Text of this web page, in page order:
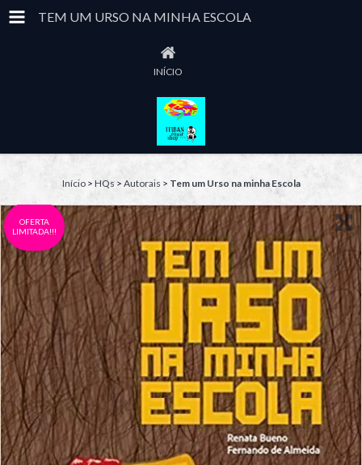
TEM UM URSO NA MINHA ESCOLA
INÍCIO
Início > HQs > Autorais > Tem um Urso na minha Escola
OFERTA
LIMITADA!!!